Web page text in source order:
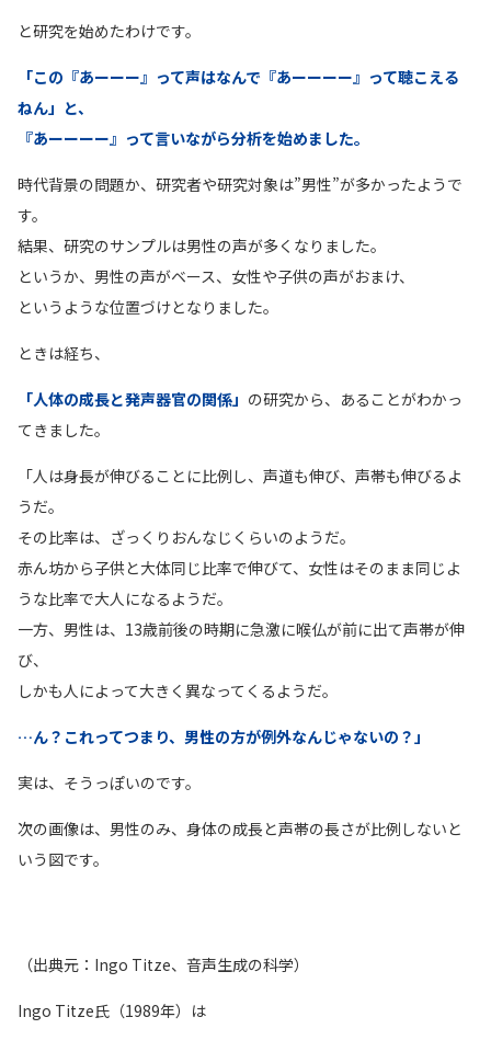
と研究を始めたわけです。
「この『あーーー』って声はなんで『あーーーー』って聴こえる
ねん」と、
『あーーーー』って言いながら分析を始めました。
時代背景の問題か、研究者や研究対象は”男性”が多かったようで
す。
結果、研究のサンプルは男性の声が多くなりました。
というか、男性の声がベース、女性や子供の声がおまけ、
というような位置づけとなりました。
ときは経ち、
「人体の成長と発声器官の関係」 の研究から、あることがわかっ
てきました。
「人は身長が伸びることに比例し、声道も伸び、声帯も伸びるよ
うだ。
その比率は、ざっくりおんなじくらいのようだ。
赤ん坊から子供と大体同じ比率で伸びて、女性はそのまま同じよ
うな比率で大人になるようだ。
一方、男性は、13歳前後の時期に急激に喉仏が前に出て声帯が伸
び、
しかも人によって大きく異なってくるようだ。
…ん？これってつまり、男性の方が例外なんじゃないの？」
実は、そうっぽいのです。
次の画像は、男性のみ、身体の成長と声帯の長さが比例しないと
いう図です。
（出典元：Ingo Titze、音声生成の科学）
Ingo Titze氏（1989年）は